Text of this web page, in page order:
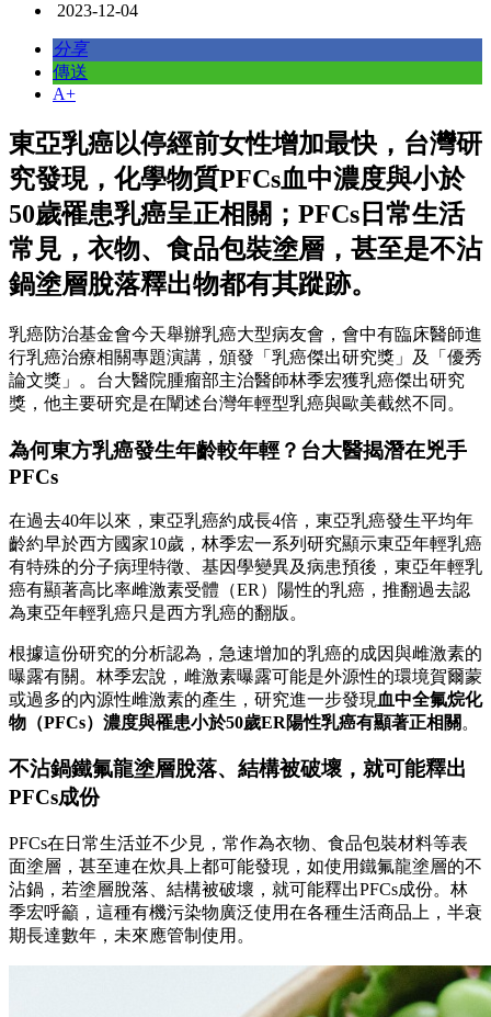
2023-12-04
分享
傳送
A+
東亞乳癌以停經前女性增加最快，台灣研
究發現，化學物質PFCs血中濃度與小於
50歲罹患乳癌呈正相關；PFCs日常生活
常見，衣物、食品包裝塗層，甚至是不沾
鍋塗層脫落釋出物都有其蹤跡。
乳癌防治基金會今天舉辦乳癌大型病友會，會中有臨床醫師進
行乳癌治療相關專題演講，頒發「乳癌傑出研究獎」及「優秀
論文獎」。台大醫院腫瘤部主治醫師林季宏獲乳癌傑出研究
獎，他主要研究是在闡述台灣年輕型乳癌與歐美截然不同。
為何東方乳癌發生年齡較年輕？台大醫揭潛在兇手
PFCs
在過去40年以來，東亞乳癌約成長4倍，東亞乳癌發生平均年
齡約早於西方國家10歲，林季宏一系列研究顯示東亞年輕乳癌
有特殊的分子病理特徵、基因學變異及病患預後，東亞年輕乳
癌有顯著高比率雌激素受體（ER）陽性的乳癌，推翻過去認
為東亞年輕乳癌只是西方乳癌的翻版。
根據這份研究的分析認為，急速增加的乳癌的成因與雌激素的
曝露有關。林季宏說，雌激素曝露可能是外源性的環境賀爾蒙
或過多的內源性雌激素的產生，研究進一步發現 血中全氟烷化
物（PFCs）濃度與罹患小於50歲ER陽性乳癌有顯著正相關 。
不沾鍋鐵氟龍塗層脫落、結構被破壞，就可能釋出
PFCs成份
PFCs在日常生活並不少見，常作為衣物、食品包裝材料等表
面塗層，甚至連在炊具上都可能發現，如使用鐵氟龍塗層的不
沾鍋，若塗層脫落、結構被破壞，就可能釋出PFCs成份。林
季宏呼籲，這種有機污染物廣泛使用在各種生活商品上，半衰
期長達數年，未來應管制使用。